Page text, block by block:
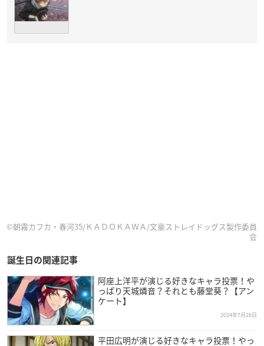
©朝霧カフカ・春河35/ＫＡＤＯＫＡＷＡ/文豪ストレイドッグス製作委員
会
誕生日の関連記事
阿座上洋平が演じる好きなキャラ投票！や
っぱり天城燐音？それとも藤堂葵？【アン
ケート】
2024年7月28日
平田広明が演じる好きなキャラ投票！やっ